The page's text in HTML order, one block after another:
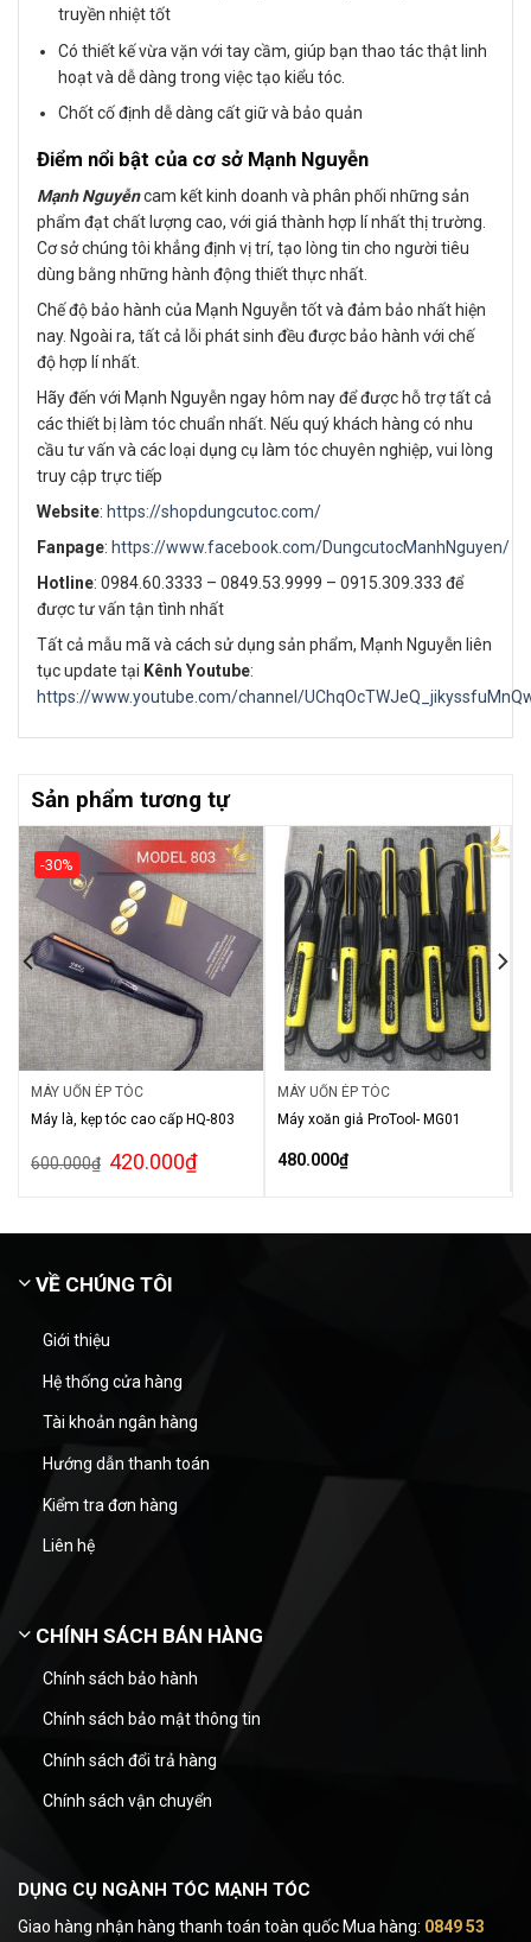
truyền nhiệt tốt
Có thiết kế vừa vặn với tay cầm, giúp bạn thao tác thật linh
hoạt và dễ dàng trong việc tạo kiểu tóc.
Chốt cố định dễ dàng cất giữ và bảo quản
Điểm nổi bật của cơ sở Mạnh Nguyễn
Mạnh Nguyễncam kết kinh doanh và phân phối những sản
phẩm đạt chất lượng cao, với giá thành hợp lí nhất thị trường.
Cơ sở chúng tôi khẳng định vị trí, tạo lòng tin cho người tiêu
dùng bằng những hành động thiết thực nhất.
Chế độ bảo hành của Mạnh Nguyễn tốt và đảm bảo nhất hiện
nay. Ngoài ra, tất cả lỗi phát sinh đều được bảo hành với chế
độ hợp lí nhất.
Hãy đến với Mạnh Nguyễn ngay hôm nay để được hỗ trợ tất cả
các thiết bị làm tóc chuẩn nhất. Nếu quý khách hàng có nhu
cầu tư vấn và các loại dụng cụ làm tóc chuyên nghiệp, vui lòng
truy cập trực tiếp
Website: https://shopdungcutoc.com/
Fanpage: https://www.facebook.com/DungcutocManhNguyen/
Hotline: 0984.60.3333 – 0849.53.9999 – 0915.309.333 để
được tư vấn tận tình nhất
Tất cả mẫu mã và cách sử dụng sản phẩm, Mạnh Nguyễn liên
tục update tại Kênh Youtube:
https://www.youtube.com/channel/
Sản phẩm tương tự
-30%
MÁY UỐN ÉP TÓC
Máy là, kẹp tóc cao cấp HQ-803
600.000₫ 420.000₫
MÁY UỐN ÉP TÓC
Máy xoăn giả ProTool- MG01
480.000₫
VỀ CHÚNG TÔI
Giới thiệu
Hệ thống cửa hàng
Tài khoản ngân hàng
Hướng dẫn thanh toán
Kiểm tra đơn hàng
Liên hệ
CHÍNH SÁCH BÁN HÀNG
Chính sách bảo hành
Chính sách bảo mật thông tin
Chính sách đổi trả hàng
Chính sách vận chuyển
DỤNG CỤ NGÀNH TÓC MẠNH TÓC
Giao hàng nhận hàng thanh toán toàn quốc Mua hàng: 0849 53